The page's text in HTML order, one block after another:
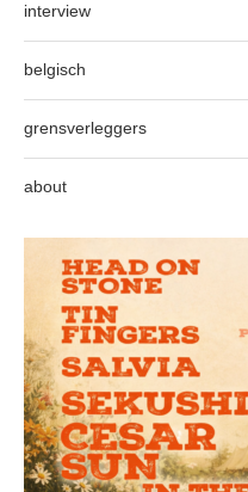
interview
belgisch
grensverleggers
about